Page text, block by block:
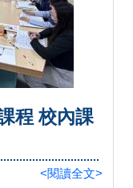
程 校內課
<閱讀全文>